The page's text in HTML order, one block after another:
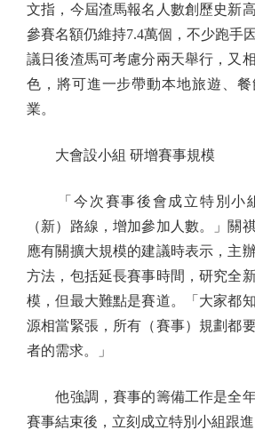
文指，今屆渣馬報名人數創歷史新
參賽名額仍維持7.4萬個，不少跑手
議日後渣馬可考慮分兩天舉行，又
色，將可進一步帶動本地旅遊、
業。
大會設小組 研增賽事規模
「今次賽事後會成立特別小
（新）路線，增加參加人數。」關
應有關擴大規模的建議時表示，主
方法，包括延長賽事時間，研究全
模，但最大難點是賽道。「大家都
源相當緊張，所有（賽事）規劃都
者的需求。」
他強調，賽事的籌備工作是全年
賽事結束後，立刻成立特別小組跟進